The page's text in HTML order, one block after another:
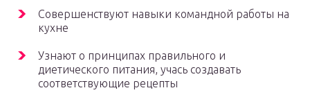
Совершенствуют навыки командной работы на
кухне
Узнают о принципах правильного и
диетического питания, учась создавать
соответствующие рецепты